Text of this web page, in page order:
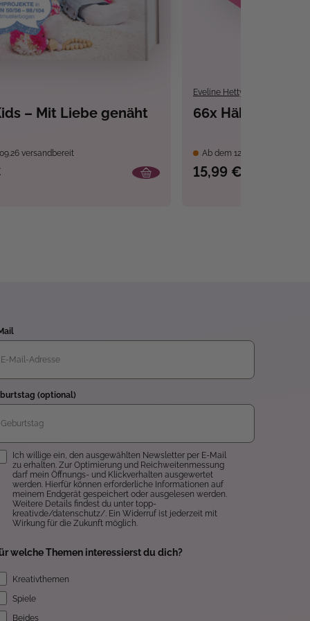
– Mit Liebe genäht
versandbereit
Eveline Hetty-Burkart
66x
Ab dem 12.11.26
15,99 €
(optional)
Ich willige ein, den ausgewählten Newsletter per E-Mail
zu erhalten. Zur Optimierung und Reichweitenmessung
darf mein Öffnungs- und Klickverhalten ausgewertet
werden. Hierfür können erforderliche Informationen auf
meinem Endgerät gespeichert oder ausgelesen werden.
Weitere Details findest du unter topp-
kreativ.de/datenschutz/. Ein Widerruf ist jederzeit mit
Wirkung für die Zukunft möglich.
welche Themen interessierst du dich?
Kreativthemen
Spiele
Beides